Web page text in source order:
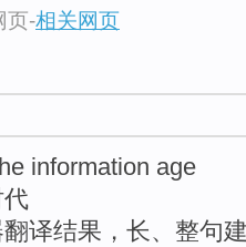
页-相关网页
information age
翻译结果，长、整句